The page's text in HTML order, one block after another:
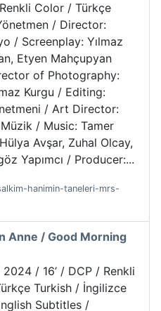
Color / Türkçe
/ Director:
/ Screenplay: Yılmaz
Etyen Mahçupyan
of Photography:
Kurgu / Editing:
/ Art Director:
/ Music: Tamer
Avşar, Zuhal Olcay,
Yapımcı / Producer:...
hanimin-taneleri-mrs-
Anne / Good Morning
/ 16’ / DCP / Renkli
Turkish / İngilizce
Subtitles /